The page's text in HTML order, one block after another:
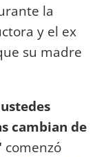
la
y el ex
su madre
cambian de
comenzó